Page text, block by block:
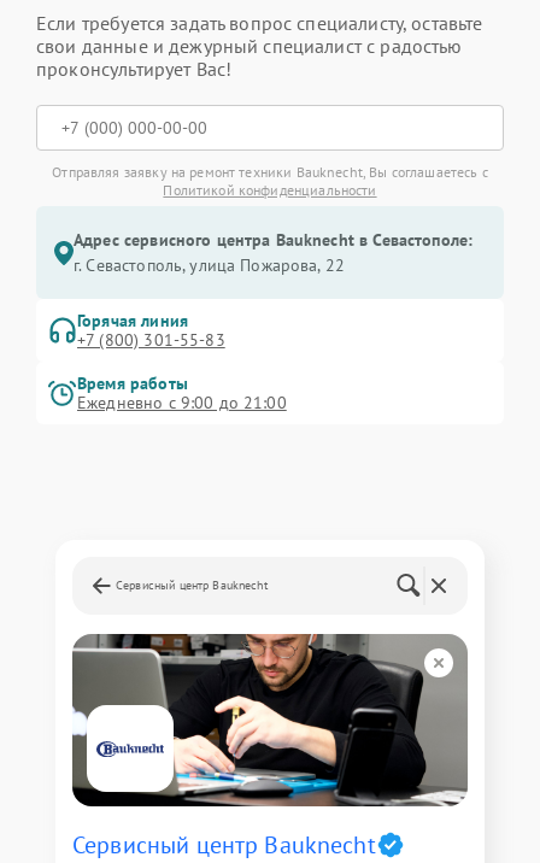
Если требуется задать вопрос специалисту, оставьте
свои данные и дежурный специалист с радостью
проконсультирует Вас!
Отправляя заявку на ремонт техники Bauknecht, Вы соглашаетесь с
Политикой конфиденциальности
Адрес сервисного центра Bauknecht в Севастополе:
г. Севастополь, улица Пожарова, 22
Горячая линия
+7 (800) 301-55-83
Время работы
Ежедневно с 9:00 до 21:00
Сервисный центр Bauknecht
Сервисный центр Bauknecht